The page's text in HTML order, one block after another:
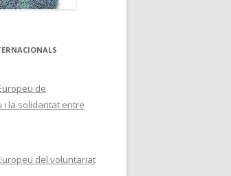
de
i la solidaritat entre
del voluntariat